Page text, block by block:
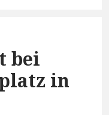
bei
in